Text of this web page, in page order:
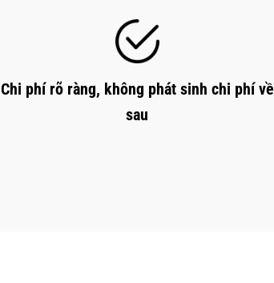
Chi phí rõ ràng, không phát sinh chi phí về
sau